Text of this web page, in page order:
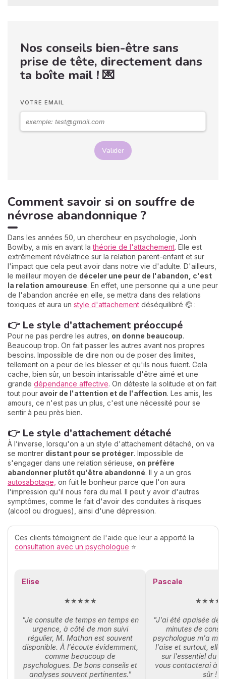
Nos conseils bien-être sans
prise de tête, directement dans
ta boîte mail ! 💌
VOTRE EMAIL
Valider
Comment savoir si on souffre de
névrose abandonnique ?
Dans les années 50, un chercheur en psychologie, Jonh
Bowlby, a mis en avant lathéorie de l'attachement. Elle est
extrêmement révélatrice sur la relation parent-enfant et sur
l'impact que cela peut avoir dans notre vie d'adulte. D'ailleurs,
le meilleur moyen de déceler une peur de l'abandon, c'est
la relation amoureuse. En effet, une personne qui a une peur
de l'abandon ancrée en elle, se mettra dans des relations
toxiques et aura un style d'attachement déséquilibré 🤕 :
👉 Le style d'attachement préoccupé
Pour ne pas perdre les autres, on donne beaucoup.
Beaucoup trop. On fait passer les autres avant nos propres
besoins. Impossible de dire non ou de poser des limites,
tellement on a peur de les blesser et qu'ils nous fuient. Cela
cache, bien sûr, un besoin intarissable d'être aimé et une
grande dépendance affective. On déteste la solitude et on fait
tout pour avoir de l'attention et de l'affection. Les amis, les
amours, ce n'est pas un plus, c'est une nécessité pour se
sentir à peu près bien.
👉 Le style d'attachement détaché
À l’inverse, lorsqu'on a un style d'attachement détaché, on va
se montrer distant pour se protéger. Impossible de
s'engager dans une relation sérieuse, on préfère
abandonner plutôt qu'être abandonné. Il y a un gros
autosabotage, on fuit le bonheur parce que l'on aura
l'impression qu'il nous fera du mal. Il peut y avoir d'autres
symptômes, comme le fait d'avoir des conduites à risques
(alcool ou drogues), ainsi d'une dépression.
Ces clients témoignent de l'aide que leur a apporté la
consultation avec un psychologue ⭐
Elise
★★★★★
"Je consulte de temps en temps en
urgence, à côté de mon suivi
régulier, M. Mathon est souvent
disponible. À l'écoute évidemment,
comme beaucoup de
psychologues. De bons conseils et
analyses souvent pertinentes."
Pascale
"J'ai été apaisée dès
minutes de
psychologue m'a
l'aise et surtout, elle
sur l'essentiel du
vous contacterai à
sûr !"